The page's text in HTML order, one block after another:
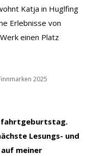
Katja in Huglfing
Erlebnisse von
einen Platz
2025
Lesungs- und
auf meiner